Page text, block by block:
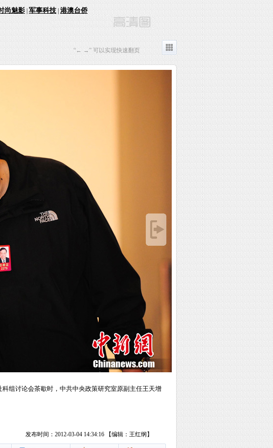
尚魅影|军事科技|港澳台侨
“← →” 可以实现快速翻页
组讨论会茶歇时，中共中央政策研究室原副主任王天增
发布时间：2012-03-04 14:34:16 【编辑：王红纲】